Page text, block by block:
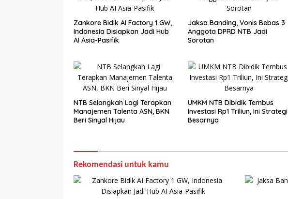
Zankore Bidik AI Factory 1 GW,
Indonesia Disiapkan Jadi Hub
AI Asia-Pasifik
Jaksa Banding, Vonis Bebas 3
Anggota DPRD NTB Jadi
Sorotan
NTB Selangkah Lagi Terapkan
Manajemen Talenta ASN, BKN
Beri Sinyal Hijau
UMKM NTB Dibidik Tembus
Investasi Rp1 Triliun, Ini Strategi
Besarnya
Rekomendasi untuk kamu